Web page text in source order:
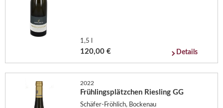
1,5 l
120,00 € Details
2022
Frühlingsplätzchen Riesling GG
Schäfer-Fröhlich, Bockenau